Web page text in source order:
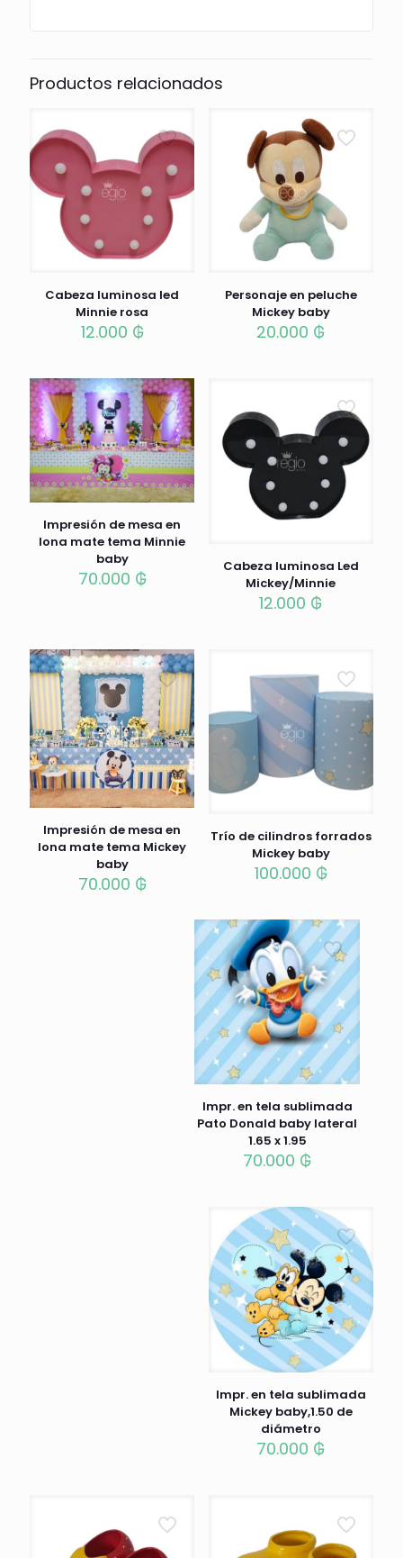
Productos relacionados
Cabeza luminosa led
Minnie rosa
12.000 ₲
Personaje en peluche
Mickey baby
20.000 ₲
Impresión de mesa en
lona mate tema Minnie
baby
70.000 ₲
Cabeza luminosa Led
Mickey/Minnie
12.000 ₲
Impresión de mesa en
lona mate tema Mickey
baby
70.000 ₲
Trío de cilindros forrados
Mickey baby
100.000 ₲
Impr. en tela sublimada
Pato Donald baby lateral
1.65 x 1.95
70.000 ₲
Impr. en tela sublimada
Mickey baby,1.50 de
diámetro
70.000 ₲